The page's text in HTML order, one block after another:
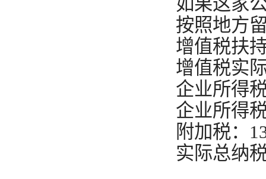
按照地方
增值税扶
增值税实
企业所得
企业所得
附加税：
实际总纳